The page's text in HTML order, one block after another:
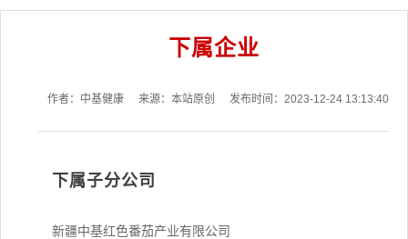
下属企业
作者：中基健康 来源：本站原创 发布时间：2023-12-24 13:13:40
下属子分公司
新疆中基红色番茄产业有限公司